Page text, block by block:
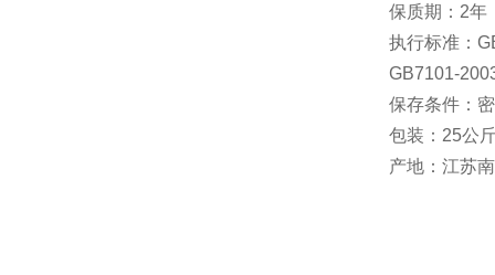
保质期：2年
执行标准：
GB7101-2003
保存条件：密
包装：25公
产地：江苏南